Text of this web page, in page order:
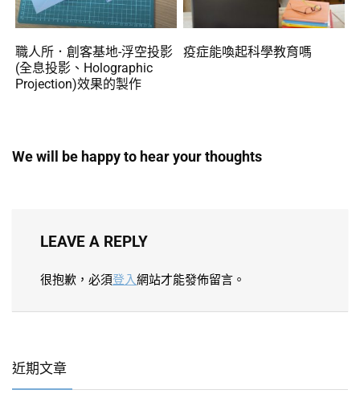
職人所．創客基地-浮空投影
(全息投影、Holographic
Projection)效果的製作
疫症能喚起科學教育嗎
We will be happy to hear your thoughts
LEAVE A REPLY
很抱歉，必須登入網站才能發佈留言。
近期文章